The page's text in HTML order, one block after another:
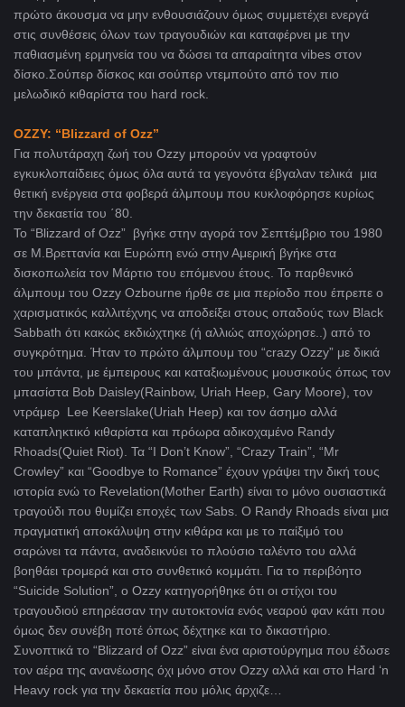
πρώτο άκουσμα να μην ενθουσιάζουν όμως συμμετέχει ενεργά
στις συνθέσεις όλων των τραγουδιών και καταφέρνει με την
παθιασμένη ερμηνεία του να δώσει τα απαραίτητα vibes στον
δίσκο.Σούπερ δίσκος και σούπερ ντεμπούτο από τον πιο
μελωδικό κιθαρίστα του hard rock.
OZZY: “Blizzard of Ozz”
Για πολυτάραχη ζωή του Ozzy μπορούν να γραφτούν
εγκυκλοπαίδειες όμως όλα αυτά τα γεγονότα έβγαλαν τελικά μια
θετική ενέργεια στα φοβερά άλμπουμ που κυκλοφόρησε κυρίως
την δεκαετία του ΄80.
Το “Blizzard of Ozz” βγήκε στην αγορά τον Σεπτέμβριο του 1980
σε Μ.Βρεττανία και Ευρώπη ενώ στην Αμερική βγήκε στα
δισκοπωλεία τον Μάρτιο του επόμενου έτους. Το παρθενικό
άλμπουμ του Ozzy Ozbourne ήρθε σε μια περίοδο που έπρεπε ο
χαρισματικός καλλιτέχνης να αποδείξει στους οπαδούς των Black
Sabbath ότι κακώς εκδιώχτηκε (ή αλλιώς αποχώρησε..) από το
συγκρότημα. Ήταν το πρώτο άλμπουμ του “crazy Οzzy” με δικιά
του μπάντα, με έμπειρους και καταξιωμένους μουσικούς όπως τον
μπασίστα Bob Daisley(Rainbow, Uriah Heep, Gary Moore), τον
ντράμερ Lee Keerslake(Uriah Heep) και τον άσημο αλλά
καταπληκτικό κιθαρίστα και πρόωρα αδικοχαμένο Randy
Rhoads(Quiet Riot). Τα “I Don’t Know”, “Crazy Train”, “Mr
Crowley” και “Goodbye to Romance” έχουν γράψει την δική τους
ιστορία ενώ το Revelation(Mother Earth) είναι το μόνο ουσιαστικά
τραγούδι που θυμίζει εποχές των Sabs. Ο Randy Rhoads είναι μια
πραγματική αποκάλυψη στην κιθάρα και με το παίξιμό του
σαρώνει τα πάντα, αναδεικνύει το πλούσιο ταλέντο του αλλά
βοηθάει τρομερά και στο συνθετικό κομμάτι. Για το περιβόητο
“Suicide Solution”, o Ozzy κατηγορήθηκε ότι οι στίχοι του
τραγουδιού επηρέασαν την αυτοκτονία ενός νεαρού φαν κάτι που
όμως δεν συνέβη ποτέ όπως δέχτηκε και το δικαστήριο.
Συνοπτικά το “Blizzard of Ozz” είναι ένα αριστούργημα που έδωσε
τον αέρα της ανανέωσης όχι μόνο στον Ozzy αλλά και στο Hard ‘n
Heavy rock για την δεκαετία που μόλις άρχιζε…